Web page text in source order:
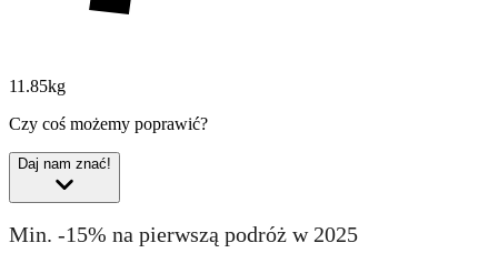
11.85kg
Czy coś możemy poprawić?
Daj nam znać!
Min. -15% na pierwszą podróż w 2025